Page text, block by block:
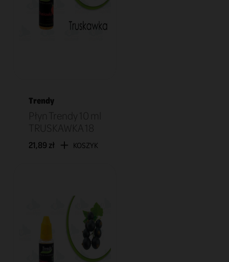
Trendy
Płyn Trendy 10 ml
TRUSKAWKA 18
21,89 zł KOSZYK